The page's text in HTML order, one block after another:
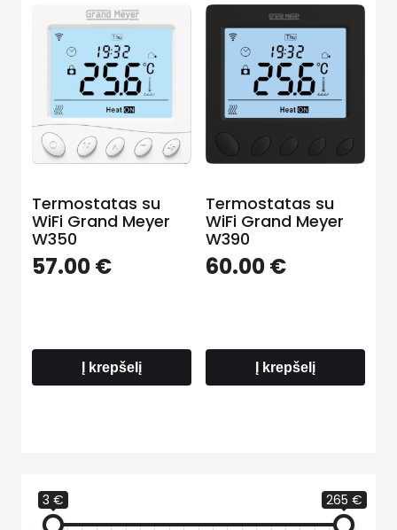
3 € 265 €
Termostatas su
WiFi Grand Meyer
W350
57.00€
Į krepšelį
Termostatas su
WiFi Grand Meyer
W390
60.00€
Į krepšelį